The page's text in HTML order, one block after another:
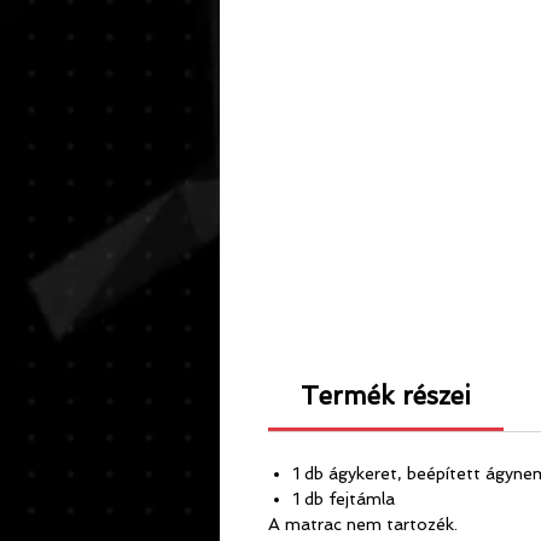
Termék részei
1 db ágykeret, beépített
1 db fejtámla
A matrac nem tartozék.